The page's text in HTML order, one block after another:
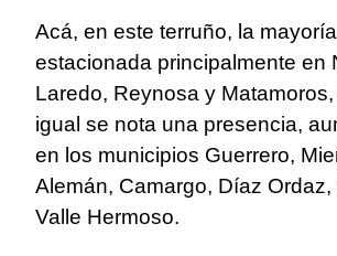
Acá, en este terruño, la
estacionada principalmente en
Laredo, Reynosa y
igual se nota una presencia,
en los municipios Guerrero,
Alemán, Camargo, Díaz
Valle Hermoso.